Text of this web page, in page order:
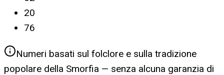
20
76
Numeri basati sul folclore e sulla tradizione
popolare della Smorfia — senza alcuna garanzia di